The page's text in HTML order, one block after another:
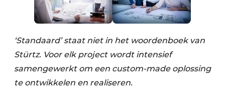
‘Standaard’ staat niet in het woordenboek van
Stürtz. Voor elk project wordt intensief
samengewerkt om een custom-made oplossing
te ontwikkelen en realiseren.